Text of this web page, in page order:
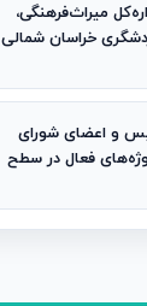
میراث‌فرهنگی،
خراسان شمالی
اسلامی شهر
و اعضای شورای
فعال در سطح